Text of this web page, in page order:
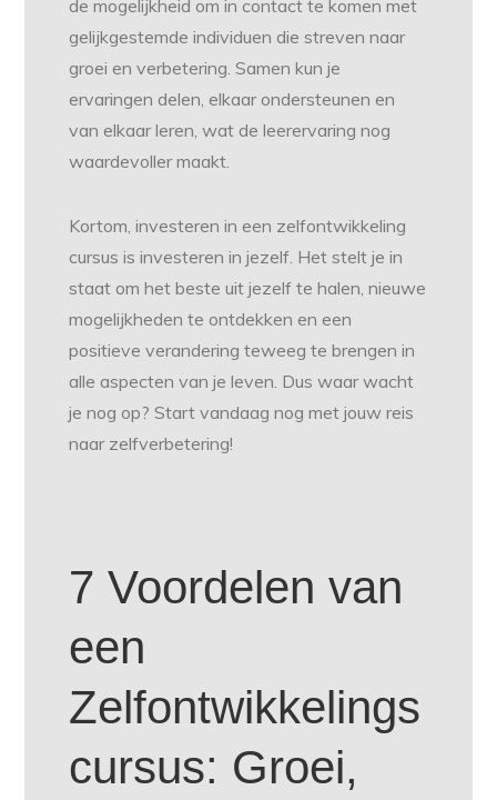
de mogelijkheid om in contact te komen met
gelijkgestemde individuen die streven naar
groei en verbetering. Samen kun je
ervaringen delen, elkaar ondersteunen en
van elkaar leren, wat de leerervaring nog
waardevoller maakt.
Kortom, investeren in een zelfontwikkeling
cursus is investeren in jezelf. Het stelt je in
staat om het beste uit jezelf te halen, nieuwe
mogelijkheden te ontdekken en een
positieve verandering teweeg te brengen in
alle aspecten van je leven. Dus waar wacht
je nog op? Start vandaag nog met jouw reis
naar zelfverbetering!
7 Voordelen van
een
Zelfontwikkelings
cursus: Groei,